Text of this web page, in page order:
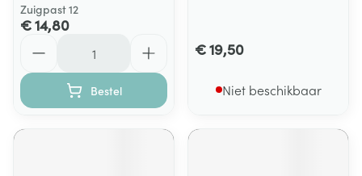
Zuigpast 12
€ 14,80
Bestel
€ 19,50
Niet beschikbaar